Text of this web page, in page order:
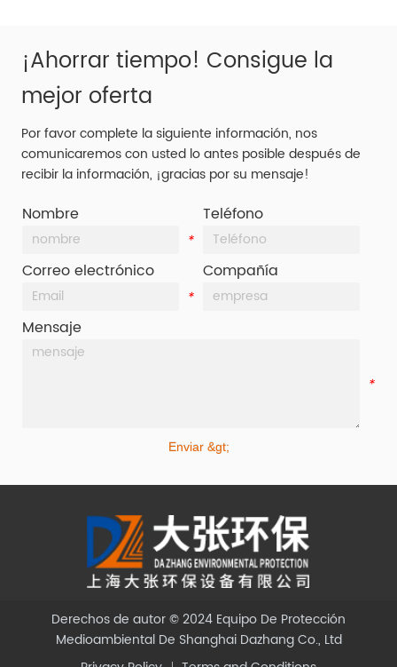
¡Ahorrar tiempo! Consigue la
mejor oferta
Por favor complete la siguiente información, nos
comunicaremos con usted lo antes posible después de
recibir la información, ¡gracias por su mensaje!
Nombre
*
Teléfono
Correo electrónico
*
Compañía
Mensaje
*
Enviar &gt;
Derechos de autor © 2024 Equipo De Protección
Medioambiental De Shanghai Dazhang Co., Ltd